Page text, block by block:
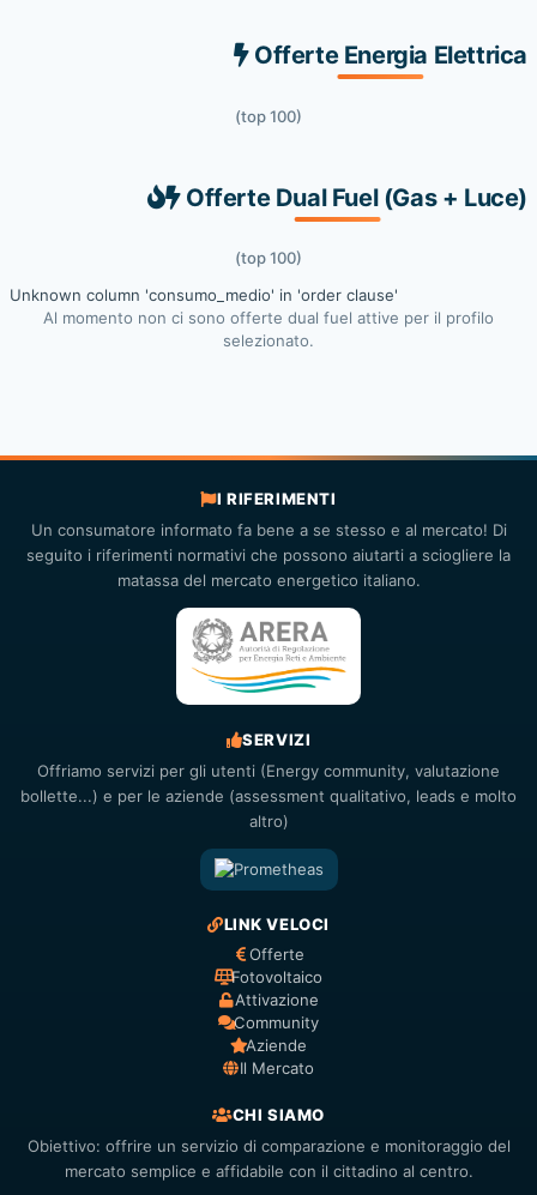
Offerte Energia Elettrica
(top 100)
Offerte Dual Fuel (Gas + Luce)
(top 100)
Unknown column 'consumo_medio' in 'order clause'
Al momento non ci sono offerte dual fuel attive per il profilo
selezionato.
I RIFERIMENTI
Un consumatore informato fa bene a se stesso e al mercato! Di
seguito i riferimenti normativi che possono aiutarti a sciogliere la
matassa del mercato energetico italiano.
SERVIZI
Offriamo servizi per gli utenti (Energy community, valutazione
bollette...) e per le aziende (assessment qualitativo, leads e molto
altro)
LINK VELOCI
Offerte
Fotovoltaico
Attivazione
Community
Aziende
Il Mercato
CHI SIAMO
Obiettivo: offrire un servizio di comparazione e monitoraggio del
mercato semplice e affidabile con il cittadino al centro.